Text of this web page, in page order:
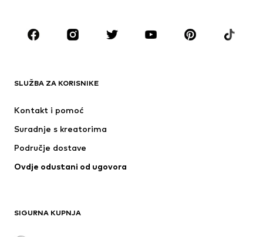
MODNE MARKE
ADIDAS SPORTSWEAR
ADIDAS PERFORMANCE
SLUŽBA ZA KORISNIKE
Kontakt i pomoć
Suradnje s kreatorima
Područje dostave
Ovdje odustani od ugovora
SIGURNA KUPNJA